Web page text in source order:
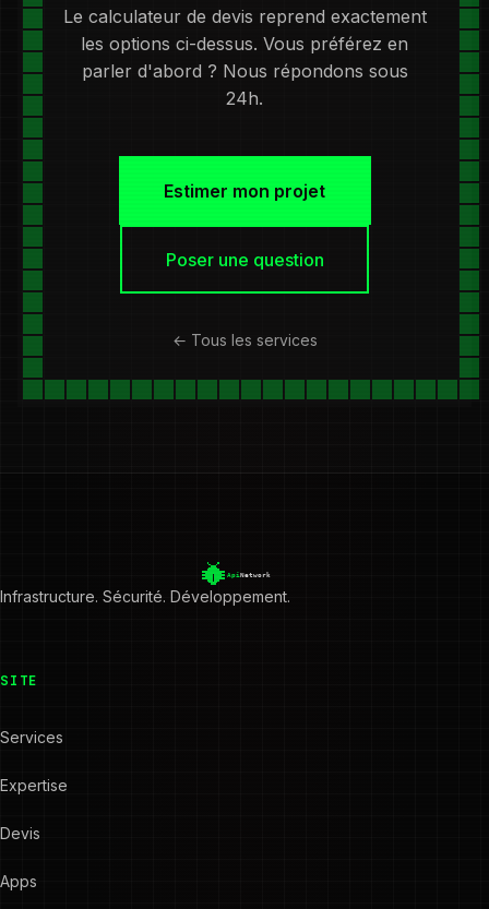
Le calculateur de devis reprend exactement
les options ci-dessus. Vous préférez en
parler d'abord ? Nous répondons sous
24h.
Estimer mon projet
Poser une question
← Tous les services
Infrastructure. Sécurité. Développement.
SITE
Services
Expertise
Devis
Apps